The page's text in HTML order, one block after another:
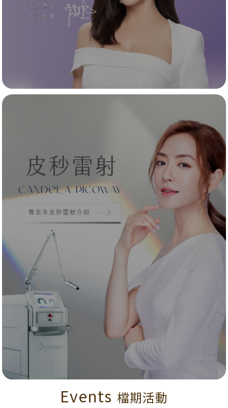
Events 檔期活動